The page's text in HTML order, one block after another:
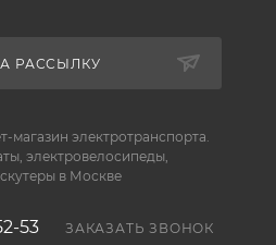
РАССЫЛКУ
магазин электротранспорта.
электровелосипеды,
в Москве
53 ЗАКАЗАТЬ ЗВОНОК